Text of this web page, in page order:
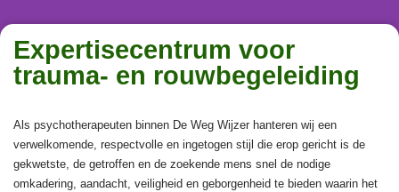
Expertisecentrum voor
trauma- en rouwbegeleiding
Als psychotherapeuten binnen De Weg Wijzer hanteren wij een
verwelkomende, respectvolle en ingetogen stijl die erop gericht is de
gekwetste, de getroffen en de zoekende mens snel de nodige
omkadering, aandacht, veiligheid en geborgenheid te bieden waarin het